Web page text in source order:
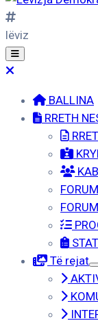
lëviz
BALLINA
RRETH
Të rejat